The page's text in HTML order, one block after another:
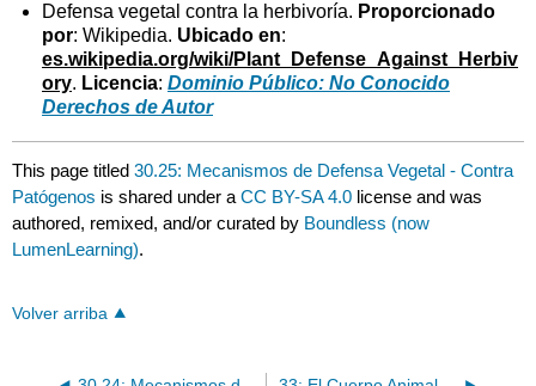
Defensa vegetal contra la herbivoría. Proporcionado
por: Wikipedia. Ubicado en:
es.wikipedia.org/wiki/Plant_Defense_Against_Herbiv
ory. Licencia:Dominio Público: No Conocido
Derechos de Autor
This page titled30.25: Mecanismos de Defensa Vegetal - Contra
Patógenos is shared under aCC BY-SA 4.0 license and was
authored, remixed, and/or curated by Boundless (now
LumenLearning).
Volver arriba